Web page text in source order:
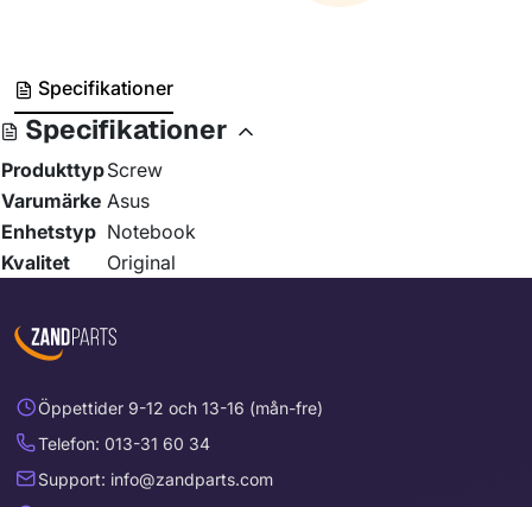
Specifikationer
Specifikationer
ProdukttypScrew
Varumärke Asus
Enhetstyp Notebook
Kvalitet
Original
Öppettider 9-12 och 13-16 (mån-fre)
Telefon: 013-31 60 34
Support: info@zandparts.com